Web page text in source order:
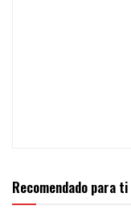
Recomendado para ti